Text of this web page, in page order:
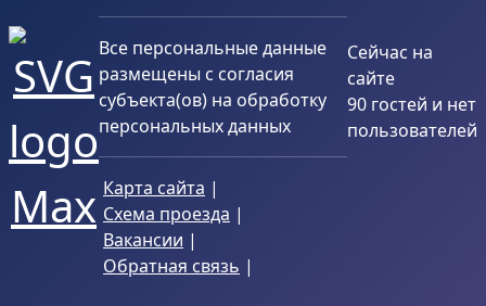
Все персональные данные
размещены с согласия
субъекта(ов) на обработку
персональных данных
Карта сайта |
Схема проезда |
Вакансии |
Обратная связь |
Сейчас на
сайте
90 гостей и нет
пользователей